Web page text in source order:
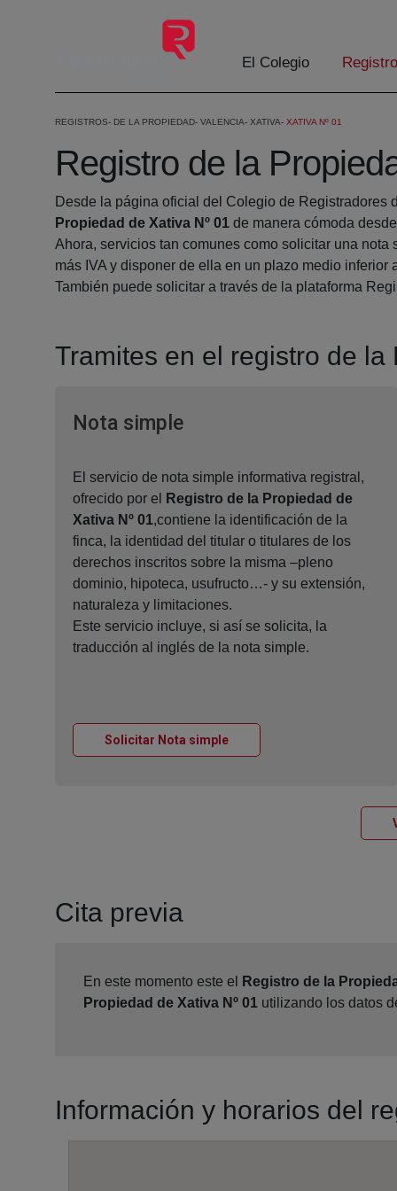
El Colegio
REGISTROS DE LA PROPIEDAD VALENCIA XATIVA XATIVA Nº 01
Registro de la
Desde la página oficial del Colegio de
Propiedad de Xativa Nº 01 de manera cómoda
Ahora, servicios tan comunes como solicitar una nota
más IVA y disponer de ella en un plazo medio inferior
También puede solicitar a través de la plataforma
Tramites en el registro de la
Nota simpleVentana nueva
El servicio de nota simple informativa registral,
ofrecido por el
Registro de la Propiedad de
Xativa Nº 01,contiene la identificación de la
finca, la identidad del titular o titulares de los
derechos inscritos sobre la misma –pleno
dominio, hipoteca, usufructo…- y su extensión,
naturaleza y limitaciones.
Este servicio incluye, si así se solicita, la
traducción al inglés de la nota simple.
Solicitar Nota simpleVentana nueva
Cita previa
En este momento este el Registro de la
Propiedad de Xativa Nº 01 utilizando los datos
Información y horarios del